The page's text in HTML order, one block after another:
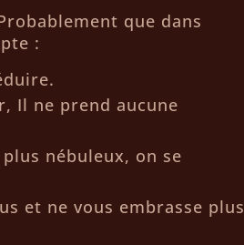
que dans
:
Il ne prend aucune
nébuleux, on se
et ne vous embrasse plus